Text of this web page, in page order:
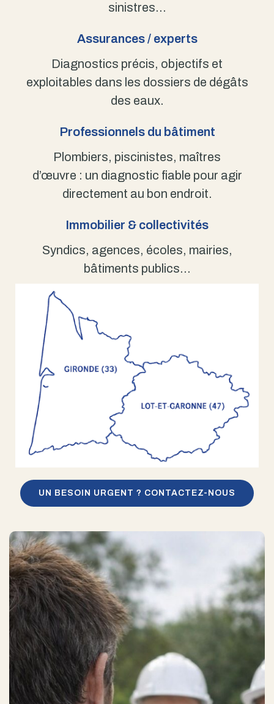
sinistres…
Assurances / experts
Diagnostics précis, objectifs et
exploitables dans les dossiers de dégâts
des eaux.
Professionnels du bâtiment
Plombiers, piscinistes, maîtres
d’œuvre : un diagnostic fiable pour agir
directement au bon endroit.
Immobilier & collectivités
Syndics, agences, écoles, mairies,
bâtiments publics…
UN BESOIN URGENT ? CONTACTEZ-NOUS